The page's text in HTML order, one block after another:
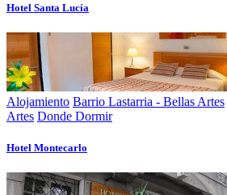
Hotel Santa Lucí­a
Alojamiento Barrio Lastarria - Bellas Artes
Artes Donde Dormir
Hotel Montecarlo